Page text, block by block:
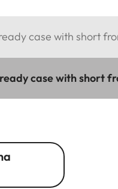
case with short
case with short